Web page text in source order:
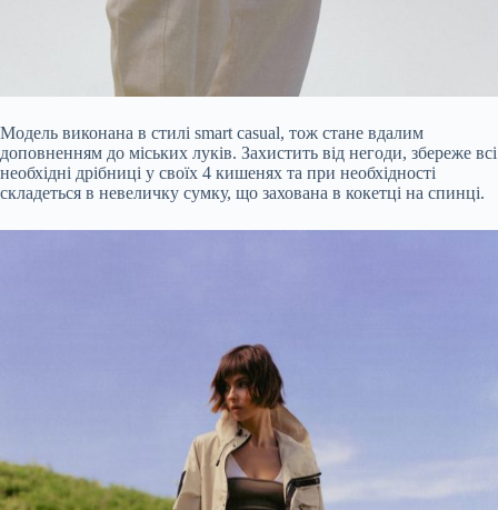
Модель виконана в стилі smart casual, тож стане вдалим
доповненням до міських луків. Захистить від негоди, збереже всі
необхідні дрібниці у своїх 4 кишенях та при необхідності
складеться в невеличку сумку, що захована в кокетці на спинці.